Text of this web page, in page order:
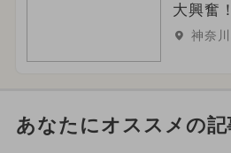
大興奮！
神奈
あなたにオススメの記